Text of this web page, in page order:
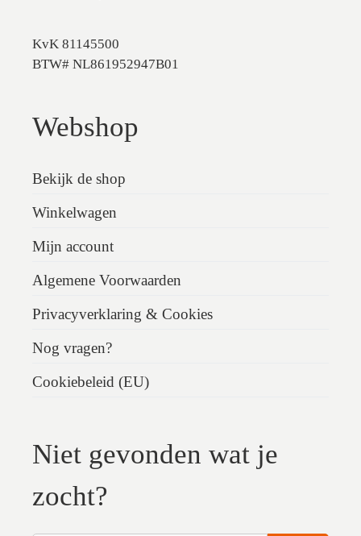
KvK 81145500
BTW# NL861952947B01
Webshop
Bekijk de shop
Winkelwagen
Mijn account
Algemene Voorwaarden
Privacyverklaring & Cookies
Nog vragen?
Cookiebeleid (EU)
Niet gevonden wat je
zocht?